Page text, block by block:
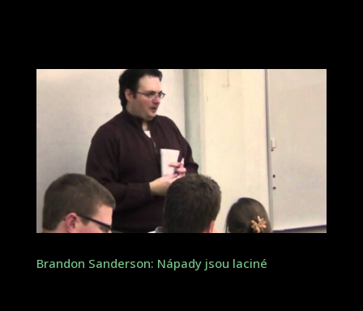
Brandon Sanderson: Nápady jsou laciné